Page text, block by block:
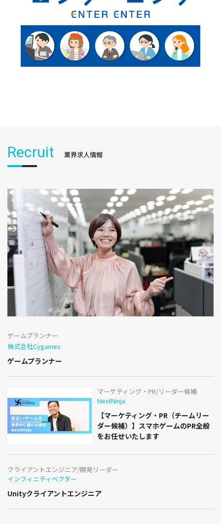
Recruit 業界求人情報
ゲームプランナー
株式会社Cygames
ゲームプランナー
マーケティング・PR/リーダー候補
NextNinja
【マーケティング・PR（チームリー
ダー候補）】スマホゲームのPR全般
をお任せいたします
クライアントエンジニア/開発リーダー
インフィニティベクター
Unityクライアントエンジニア